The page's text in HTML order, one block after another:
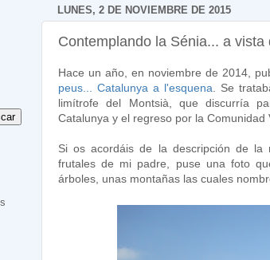
LUNES, 2 DE NOVIEMBRE DE 2015
Contemplando la Sénia... a vista
Hace un año, en noviembre de 2014,
peus... Catalunya a l'esquena . Se
limítrofe del Montsià, que discurría
Catalunya y el regreso por la Comunidad
Si os acordáis de la descripción de la
frutales de mi padre, puse una foto
árboles, unas montañas las cuales